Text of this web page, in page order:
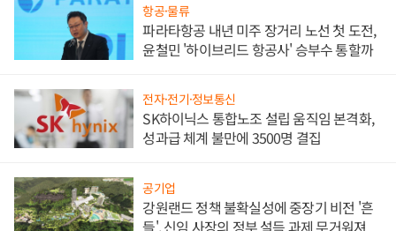
항공·물류
파라타항공 내년 미주 장거리 노선 첫 도전,
윤철민 '하이브리드 항공사' 승부수 통할까
전자·전기·정보통신
SK하이닉스 통합노조 설립 움직임 본격화,
성과급 체계 불만에 3500명 결집
공기업
강원랜드 정책 불확실성에 중장기 비전 '흔
들', 신임 사장의 정부 설득 과제 무거워져